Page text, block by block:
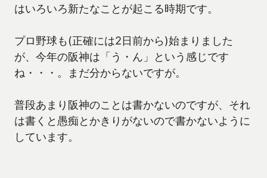
はいろいろ新たなことが起こる時期です。
プロ野球も(正確には2日前から)始まりました
が、今年の阪神は「う・ん」という感じです
ね・・・。まだ分からないですが。
普段あまり阪神のことは書かないのですが、それ
は書くと愚痴とかきりがないので書かないように
しています。